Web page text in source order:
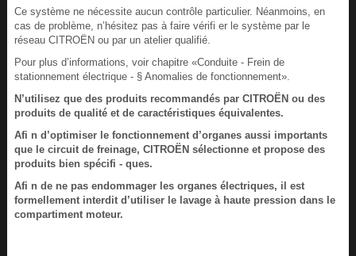
Ce système ne nécessite aucun contrôle particulier. Néanmoins, en
cas de problème, n’hésitez pas à faire vérifi er le système par le
réseau CITROËN ou par un atelier qualifié.
Pour plus d’informations, voir chapitre «Conduite - Frein de
stationnement électrique - § Anomalies de fonctionnement».
N’utilisez que des produits recommandés par CITROËN ou des
produits de qualité et de caractéristiques équivalentes.
Afi n d’optimiser le fonctionnement d’organes aussi importants
que le circuit de freinage, CITROËN sélectionne et propose des
produits bien spécifi - ques.
Afi n de ne pas endommager les organes électriques, il est
formellement interdit d’utiliser le lavage à haute pression dans le
compartiment moteur.